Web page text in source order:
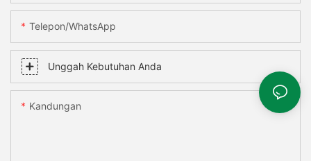
Telepon/WhatsApp
Unggah Kebutuhan Anda
Kandungan